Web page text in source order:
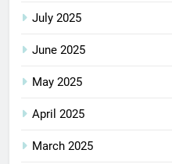
July 2025
June 2025
May 2025
April 2025
March 2025